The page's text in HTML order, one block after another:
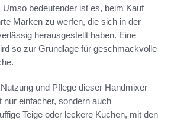
bedeutender ist es, beim Kauf
Marken zu werfen, die sich in der
herausgestellt haben. Eine
so zur Grundlage für geschmackvolle
und Pflege dieser Handmixer
einfacher, sondern auch
Teige oder leckere Kuchen, mit den